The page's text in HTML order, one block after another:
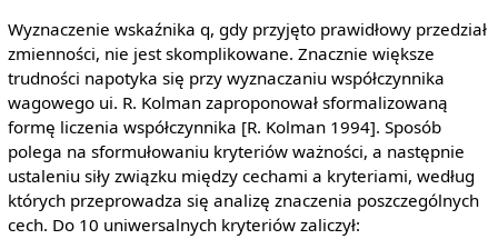
Wyznaczenie wskaźnika q, gdy przyjęto prawidłowy przedział
zmienności, nie jest skomplikowane. Znacznie większe
trudności napotyka się przy wyznaczaniu współczynnika
wagowego ui. R. Kolman zaproponował sformalizowaną
formę liczenia współczynnika [R. Kolman 1994]. Sposób
polega na sformułowaniu kryteriów ważności, a następnie
ustaleniu siły związku między cechami a kryteriami, według
których przeprowadza się analizę znaczenia poszczególnych
cech. Do 10 uniwersalnych kryteriów zaliczył: